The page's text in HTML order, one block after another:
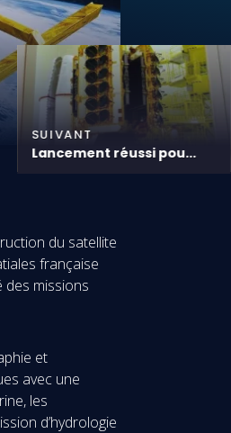
SUIVANT
Lancement réussi pou...
du satellite
française
des missions
et
avec une
les
d’hydrologie